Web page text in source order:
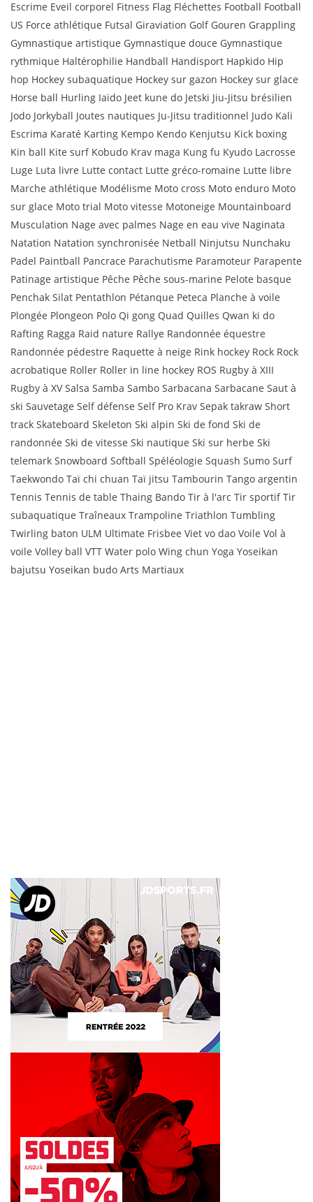
Escrime Eveil corporel Fitness Flag Fléchettes Football Football
US Force athlétique Futsal Giraviation Golf Gouren Grappling
Gymnastique artistique Gymnastique douce Gymnastique
rythmique Haltérophilie Handball Handisport Hapkido Hip
hop Hockey subaquatique Hockey sur gazon Hockey sur glace
Horse ball Hurling Iaïdo Jeet kune do Jetski Jiu-Jitsu brésilien
Jodo Jorkyball Joutes nautiques Ju-Jitsu traditionnel Judo Kali
Escrima Karaté Karting Kempo Kendo Kenjutsu Kick boxing
Kin ball Kite surf Kobudo Krav maga Kung fu Kyudo Lacrosse
Luge Luta livre Lutte contact Lutte gréco-romaine Lutte libre
Marche athlétique Modélisme Moto cross Moto enduro Moto
sur glace Moto trial Moto vitesse Motoneige Mountainboard
Musculation Nage avec palmes Nage en eau vive Naginata
Natation Natation synchronisée Netball Ninjutsu Nunchaku
Padel Paintball Pancrace Parachutisme Paramoteur Parapente
Patinage artistique Pêche Pêche sous-marine Pelote basque
Penchak Silat Pentathlon Pétanque Peteca Planche à voile
Plongée Plongeon Polo Qi gong Quad Quilles Qwan ki do
Rafting Ragga Raid nature Rallye Randonnée équestre
Randonnée pédestre Raquette à neige Rink hockey Rock Rock
acrobatique Roller Roller in line hockey ROS Rugby à XIII
Rugby à XV Salsa Samba Sambo Sarbacana Sarbacane Saut à
ski Sauvetage Self défense Self Pro Krav Sepak takraw Short
track Skateboard Skeleton Ski alpin Ski de fond Ski de
randonnée Ski de vitesse Ski nautique Ski sur herbe Ski
telemark Snowboard Softball Spéléologie Squash Sumo Surf
Taekwondo Taï chi chuan Taï jitsu Tambourin Tango argentin
Tennis Tennis de table Thaing Bando Tir à l'arc Tir sportif Tir
subaquatique Traîneaux Trampoline Triathlon Tumbling
Twirling baton ULM Ultimate Frisbee Viet vo dao Voile Vol à
voile Volley ball VTT Water polo Wing chun Yoga Yoseikan
bajutsu Yoseikan budo Arts Martiaux